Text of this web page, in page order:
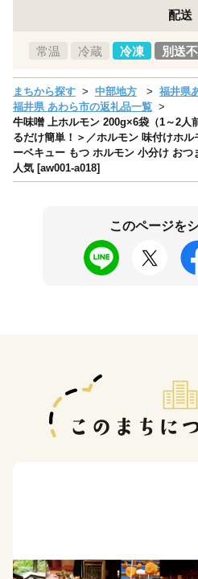
配送
常温 冷蔵 冷凍 別送
まちから探す 中部地方
福井県
福井県 あわら市の返礼品一覧
牛味噌 上ホルモン 200g×6袋（1～2人
るだけ簡単！＞／ホルモン 味付けホ
ーベキュー もつ ホルモン 小分け おつ
人気 [aw001-a018]
このページを